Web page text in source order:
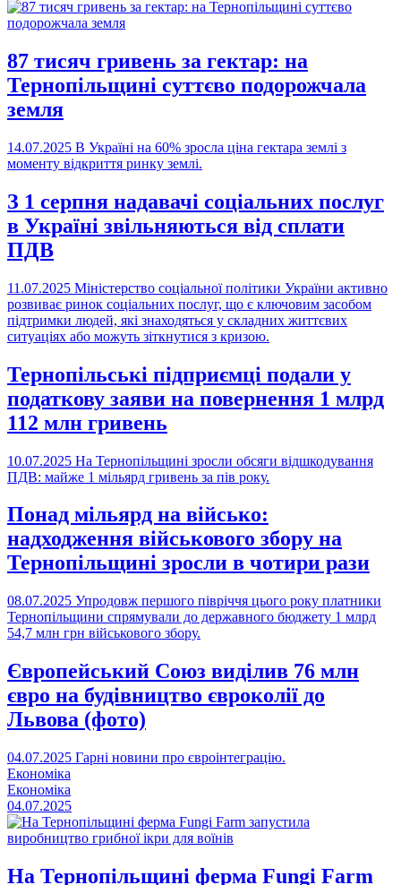
87 тисяч гривень за гектар: на
Тернопільщині суттєво подорожчала
земля
14.07.2025 В Україні на 60% зросла ціна гектара землі з
моменту відкриття ринку землі.
З 1 серпня надавачі соціальних послуг
в Україні звільняються від сплати
ПДВ
11.07.2025 Міністерство соціальної політики України активно
розвиває ринок соціальних послуг, що є ключовим засобом
підтримки людей, які знаходяться у складних життєвих
ситуаціях або можуть зіткнутися з кризою.
Тернопільські підприємці подали у
податкову заяви на повернення 1 млрд
112 млн гривень
10.07.2025 На Тернопільщині зросли обсяги відшкодування
ПДВ: майже 1 мільярд гривень за пів року.
Понад мільярд на військо:
надходження військового збору на
Тернопільщині зросли в чотири рази
08.07.2025 Упродовж першого півріччя цього року платники
Тернопільщини спрямували до державного бюджету 1 млрд
54,7 млн грн військового збору.
Європейський Союз виділив 76 млн
євро на будівництво євроколії до
Львова (фото)
04.07.2025 Гарні новини про євроінтеграцію.
Економіка
Економіка
04.07.2025
На Тернопільщині ферма Fungi Farm